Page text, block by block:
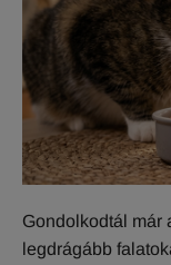
Gondolkodtál már
legdrágább